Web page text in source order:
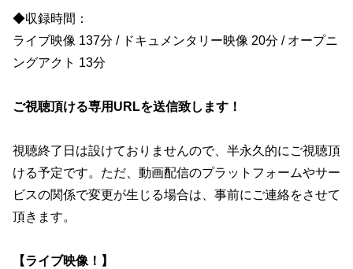
◆収録時間：
ライブ映像 137分 / ドキュメンタリー映像 20分 / オープニ
ングアクト 13分
ご視聴頂ける専用URLを送信致します！
視聴終了日は設けておりませんので、半永久的にご視聴頂
ける予定です。ただ、動画配信のプラットフォームやサー
ビスの関係で変更が生じる場合は、事前にご連絡をさせて
頂きます。
【ライブ映像！】